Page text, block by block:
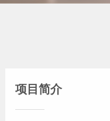
项目简介